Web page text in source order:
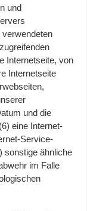
und
Internetseite, von
Internetseite
und die
eine Internet-
Service-
sonstige ähnliche
im Falle